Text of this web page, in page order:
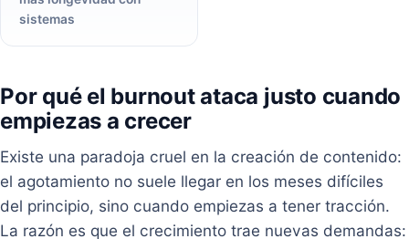
sistemas
Por qué el burnout ataca justo cuando
empiezas a crecer
Existe una paradoja cruel en la creación de contenido:
el agotamiento no suele llegar en los meses difíciles
del principio, sino cuando empiezas a tener tracción.
La razón es que el crecimiento trae nuevas demandas: